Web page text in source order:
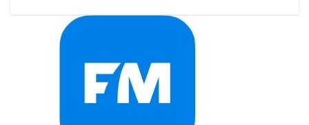
delangekortland